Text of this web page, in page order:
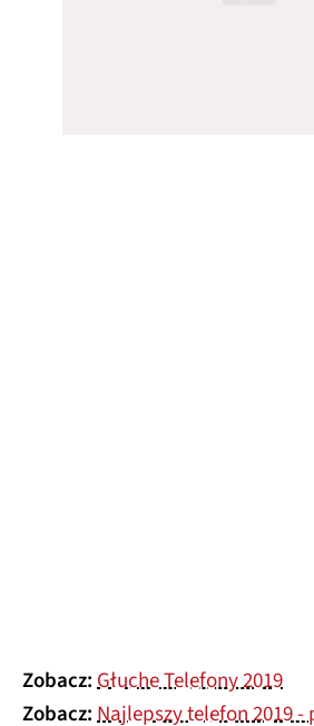
Zobacz:Głuche Telefony 2019
Zobacz:Najlepszy telefon 2019